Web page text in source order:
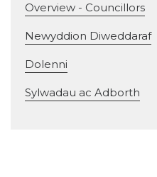
Overview - Councillors
Newyddion Diweddaraf
Dolenni
Sylwadau ac Adborth